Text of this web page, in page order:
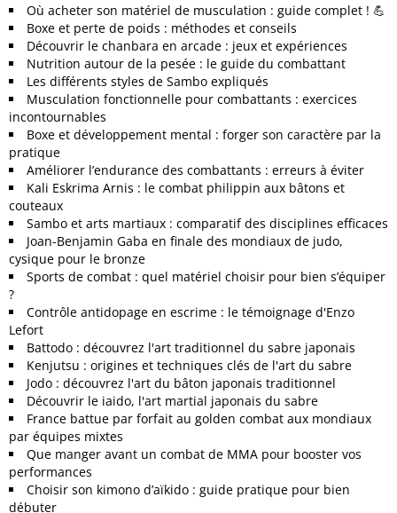
Où acheter son matériel de musculation : guide complet ! 💪
Boxe et perte de poids : méthodes et conseils
Découvrir le chanbara en arcade : jeux et expériences
Nutrition autour de la pesée : le guide du combattant
Les différents styles de Sambo expliqués
Musculation fonctionnelle pour combattants : exercices
incontournables
Boxe et développement mental : forger son caractère par la
pratique
Améliorer l’endurance des combattants : erreurs à éviter
Kali Eskrima Arnis : le combat philippin aux bâtons et
couteaux
Sambo et arts martiaux : comparatif des disciplines efficaces
Joan-Benjamin Gaba en finale des mondiaux de judo,
cysique pour le bronze
Sports de combat : quel matériel choisir pour bien s’équiper
?
Contrôle antidopage en escrime : le témoignage d'Enzo
Lefort
Battodo : découvrez l'art traditionnel du sabre japonais
Kenjutsu : origines et techniques clés de l'art du sabre
Jodo : découvrez l'art du bâton japonais traditionnel
Découvrir le iaido, l'art martial japonais du sabre
France battue par forfait au golden combat aux mondiaux
par équipes mixtes
Que manger avant un combat de MMA pour booster vos
performances
Choisir son kimono d’aïkido : guide pratique pour bien
débuter